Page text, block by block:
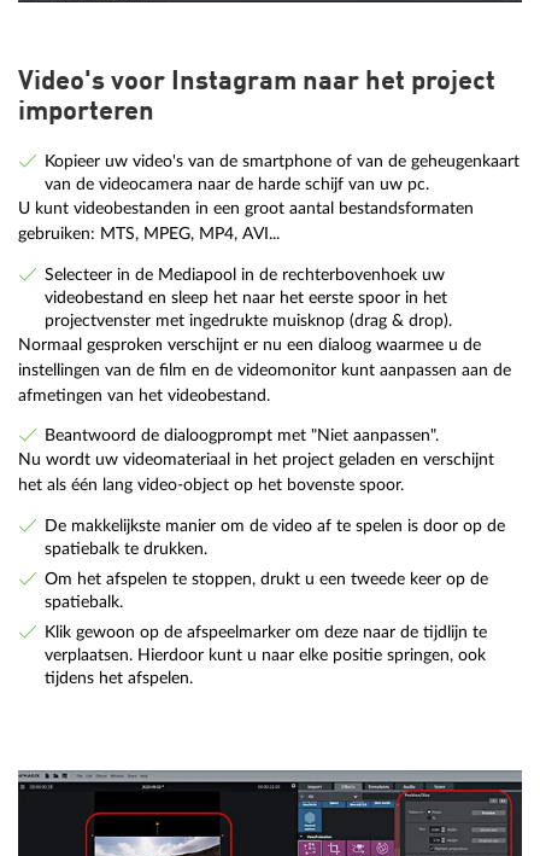
Video's voor Instagram naar het project
importeren
Kopieer uw video's van de smartphone of van de geheugenkaart
van de videocamera naar de harde schijf van uw pc.
U kunt videobestanden in een groot aantal bestandsformaten
gebruiken: MTS, MPEG, MP4, AVI...
Selecteer in de Mediapool in de rechterbovenhoek uw
videobestand en sleep het naar het eerste spoor in het
projectvenster met ingedrukte muisknop (drag & drop).
Normaal gesproken verschijnt er nu een dialoog waarmee u de
instellingen van de film en de videomonitor kunt aanpassen aan de
afmetingen van het videobestand.
Beantwoord de dialoogprompt met "Niet aanpassen".
Nu wordt uw videomateriaal in het project geladen en verschijnt
het als één lang video-object op het bovenste spoor.
De makkelijkste manier om de video af te spelen is door op de
spatiebalk te drukken.
Om het afspelen te stoppen, drukt u een tweede keer op de
spatiebalk.
Klik gewoon op de afspeelmarker om deze naar de tijdlijn te
verplaatsen. Hierdoor kunt u naar elke positie springen, ook
tijdens het afspelen.